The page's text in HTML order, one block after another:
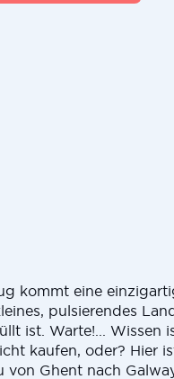
kommt eine
pulsierendes
ist. Warte!... Wissen
kaufen, oder? Hier
von Ghent nach